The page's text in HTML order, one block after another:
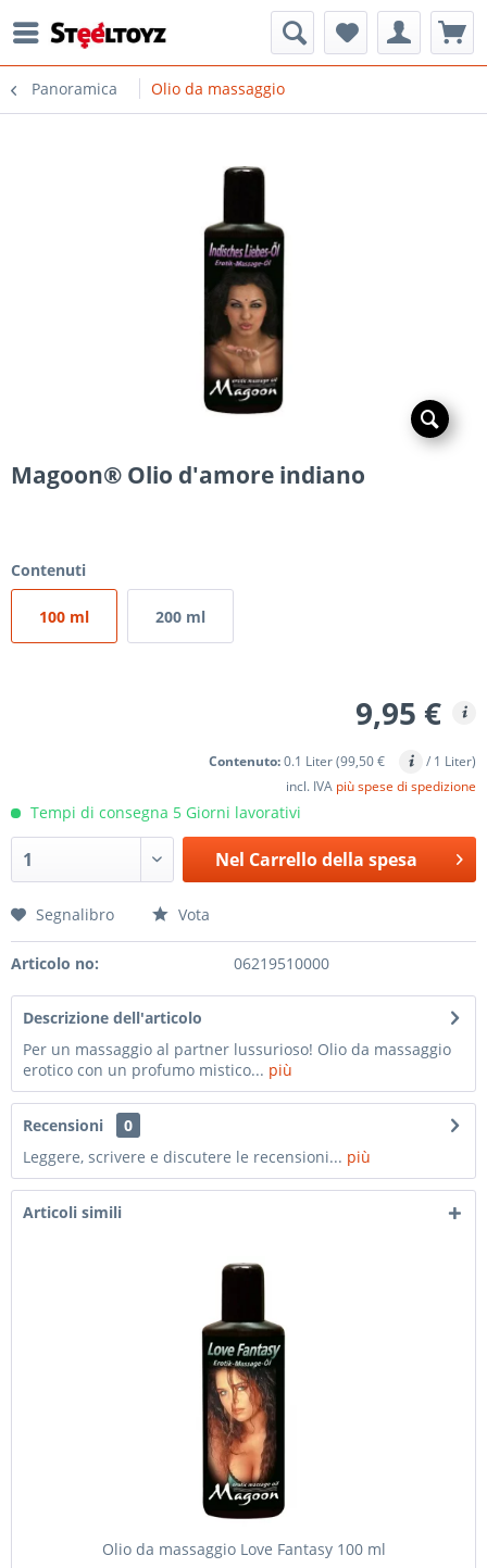
Panoramica Olio da massaggio
Magoon® Olio d'amore indiano
Contenuti
100 ml 200 ml
9,95 €
Contenuto:0.1 Liter (99,50 €
/ 1 Liter)
incl. IVA più spese di spedizione
Tempi di consegna 5 Giorni lavorativi
Nel Carrello della spesa
Segnalibro Vota
Articolo no: 06219510000
Descrizione dell'articolo
Per un massaggio al partner lussurioso! Olio da massaggio
erotico con un profumo mistico... più
Recensioni
0
Leggere, scrivere e discutere le recensioni... più
Articoli simili
Olio da massaggio Love Fantasy 100 ml